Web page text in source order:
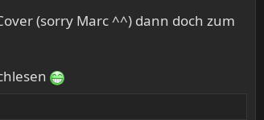
(sorry Marc ^^) dann doch zum